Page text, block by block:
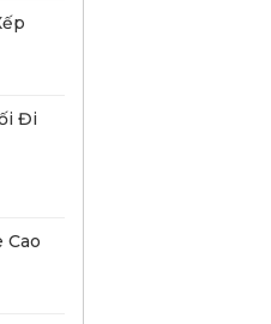
Đi
Cao